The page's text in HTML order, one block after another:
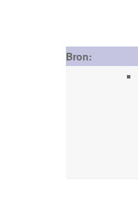
Bron: